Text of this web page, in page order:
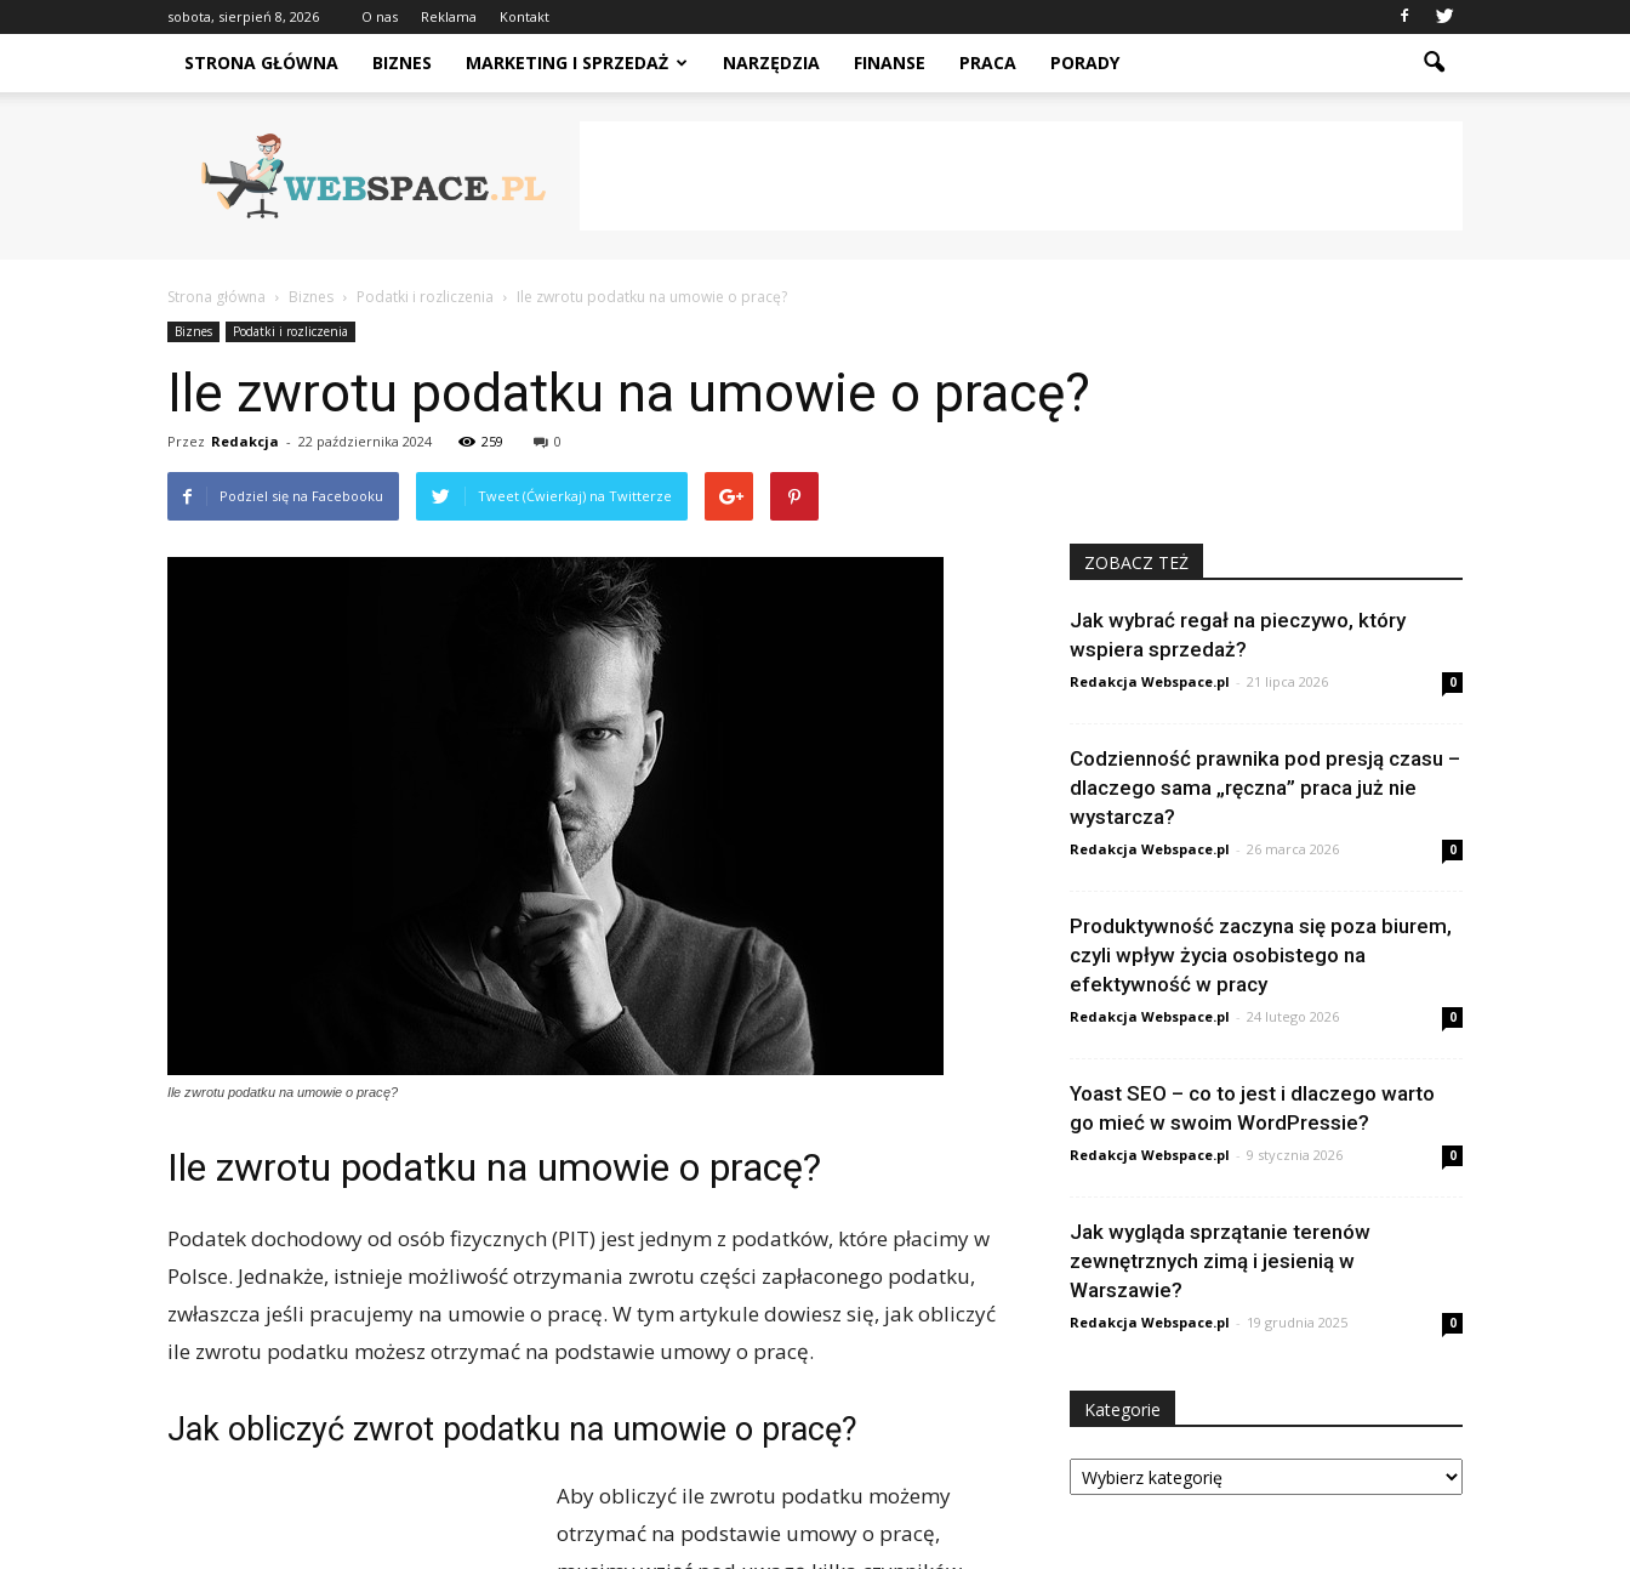
sobota, sierpień 8, 2026 O nas Reklama Kontakt
STRONA GŁÓWNA BIZNES MARKETING I SPRZEDAŻ NARZĘDZIA FINANSE PRACA PORADY
Webspace.pl
Strona główna Biznes Podatki i rozliczenia Ile zwrotu podatku na umowie o pracę?
Biznes Podatki i rozliczenia
Ile zwrotu podatku na umowie o pracę?
Przez Redakcja - 22 października 2024 259 0
Podziel się na Facebooku Tweet (Ćwierkaj) na Twitterze
Ile zwrotu podatku na umowie o pracę?
Ile zwrotu podatku na umowie o pracę?
Podatek dochodowy od osób fizycznych (PIT) jest jednym z podatków, które płacimy w
Polsce. Jednakże, istnieje możliwość otrzymania zwrotu części zapłaconego podatku,
zwłaszcza jeśli pracujemy na umowie o pracę. W tym artykule dowiesz się, jak obliczyć
ile zwrotu podatku możesz otrzymać na podstawie umowy o pracę.
Jak obliczyć zwrot podatku na umowie o pracę?
Aby obliczyć ile zwrotu podatku możemy
otrzymać na podstawie umowy o pracę,
ZOBACZ TEŻ
Jak wybrać regał na pieczywo, który
wspiera sprzedaż?
Redakcja Webspace.pl - 21 lipca 2026 0
Codzienność prawnika pod presją czasu –
dlaczego sama „ręczna” praca już nie
wystarcza?
Redakcja Webspace.pl - 26 marca 2026 0
Produktywność zaczyna się poza biurem,
czyli wpływ życia osobistego na
efektywność w pracy
Redakcja Webspace.pl - 24 lutego 2026 0
Yoast SEO – co to jest i dlaczego warto
go mieć w swoim WordPressie?
Redakcja Webspace.pl - 9 stycznia 2026 0
Jak wygląda sprzątanie terenów
zewnętrznych zimą i jesienią w
Warszawie?
Redakcja Webspace.pl - 19 grudnia 2025 0
Kategorie
Kategorie